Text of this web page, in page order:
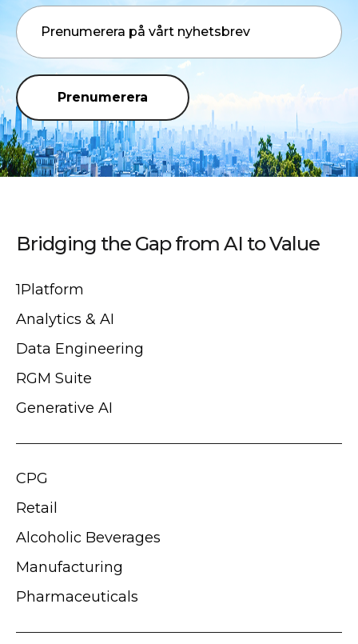
Prenumerera
Bridging the Gap from AI to Value
1Platform
Analytics & AI
Data Engineering
RGM Suite
Generative AI
CPG
Retail
Alcoholic Beverages
Manufacturing
Pharmaceuticals